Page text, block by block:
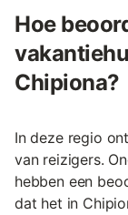
Hoe
Chipiona?
In deze regio
van reizigers.
hebben een
dat het in